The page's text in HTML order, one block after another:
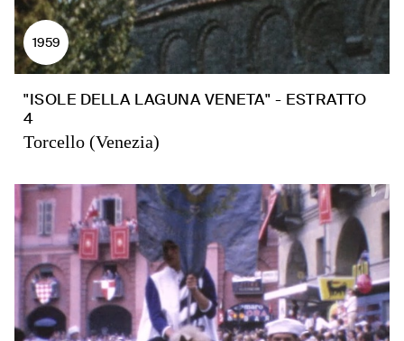
1959
"ISOLE DELLA LAGUNA VENETA" - ESTRATTO
4
Torcello (Venezia)